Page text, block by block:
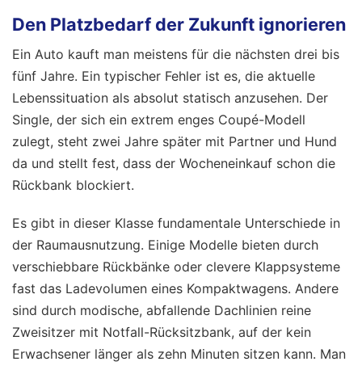
Den Platzbedarf der Zukunft ignorieren
Ein Auto kauft man meistens für die nächsten drei bis
fünf Jahre. Ein typischer Fehler ist es, die aktuelle
Lebenssituation als absolut statisch anzusehen. Der
Single, der sich ein extrem enges Coupé-Modell
zulegt, steht zwei Jahre später mit Partner und Hund
da und stellt fest, dass der Wocheneinkauf schon die
Rückbank blockiert.
Es gibt in dieser Klasse fundamentale Unterschiede in
der Raumausnutzung. Einige Modelle bieten durch
verschiebbare Rückbänke oder clevere Klappsysteme
fast das Ladevolumen eines Kompaktwagens. Andere
sind durch modische, abfallende Dachlinien reine
Zweisitzer mit Notfall-Rücksitzbank, auf der kein
Erwachsener länger als zehn Minuten sitzen kann. Man